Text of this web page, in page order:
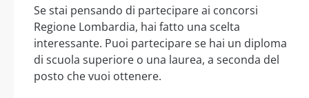
Se stai pensando di partecipare ai concorsi
Regione Lombardia, hai fatto una scelta
interessante. Puoi partecipare se hai un diploma
di scuola superiore o una laurea, a seconda del
posto che vuoi ottenere.